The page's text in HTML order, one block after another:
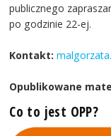
publicznego
po godzinie 22-ej.
Kontakt:
Opublikowane
Co to jest OPP?